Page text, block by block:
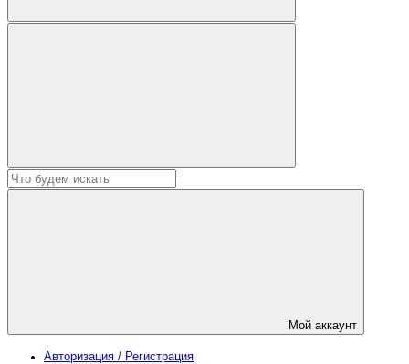
Мой аккаунт
Авторизация / Регистрация